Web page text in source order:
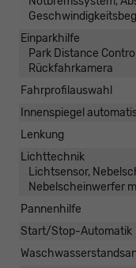
Einparkhilfe
Park Distance
Rückfahrkamera
Fahrprofilauswahl
Innenspiegel
Lenkung
Lichttechnik
Lichtsensor,
Nebelscheinwerfer
Pannenhilfe
Start/Stop-Automatik